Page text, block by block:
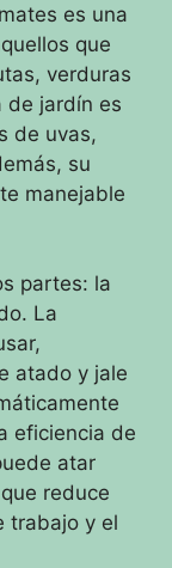
es una
que
verduras
de jardín es
de uvas,
su
manejable
partes: la
La
atado y jale
eficiencia de
atar
reduce
trabajo y el